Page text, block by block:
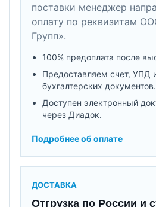
поставки менеджер
оплату по реквизитам
Групп».
100% предоплата после
Предоставляем счет, УПД
бухгалтерских документов.
Доступен электронный
через Диадок.
Подробнее об оплате
ДОСТАВКА
Отгрузка по России и